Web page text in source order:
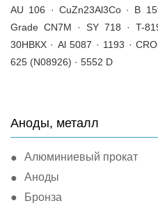
Аноды, металл
Алюминиевый прокат
Аноды
Бронза
AU 106 · CuZn23Al3Co · B
Grade CN7M · SY 718 · T-
30НВКХ · Al 5087 · 1193 ·
625 (N08926) · 5552 D